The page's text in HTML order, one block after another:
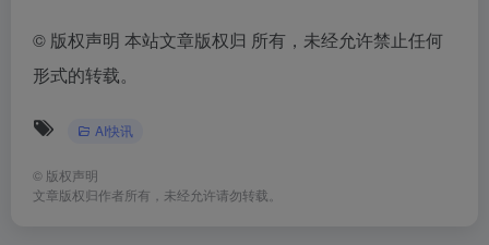
© 版权声明 本站文章版权归 所有，未经允许禁止任何
形式的转载。
AI快讯
© 版权声明
文章版权归作者所有，未经允许请勿转载。